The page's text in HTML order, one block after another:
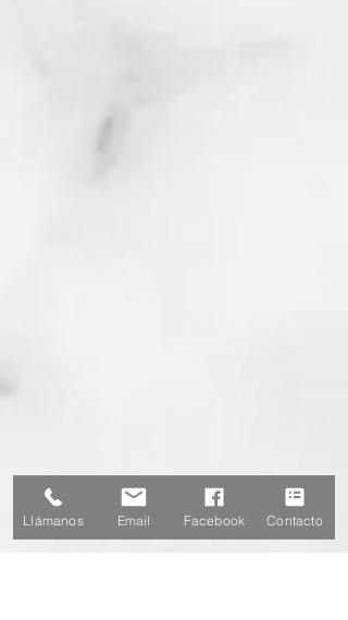
Llámanos Email Facebook Contacto